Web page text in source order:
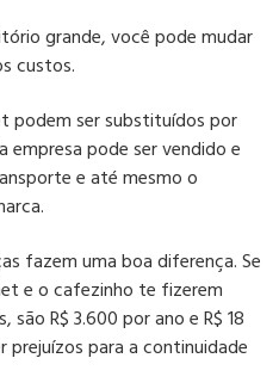
grande, você pode mudar
custos.
podem ser substituídos por
empresa pode ser vendido e
e até mesmo o
fazem uma boa diferença. Se
e o cafezinho te fizerem
são R$ 3.600 por ano e R$ 18
prejuízos para a continuidade